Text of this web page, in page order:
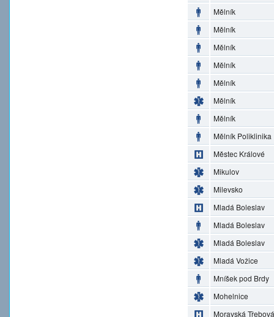
Mělník
Mělník
Mělník
Mělník
Mělník
Mělník
Mělník
Mělník Poliklinika
Městec Králové
Mikulov
Milevsko
Mladá Boleslav
Mladá Boleslav
Mladá Boleslav
Mladá Vožice
Mníšek pod Brdy
Mohelnice
Moravská Třebová